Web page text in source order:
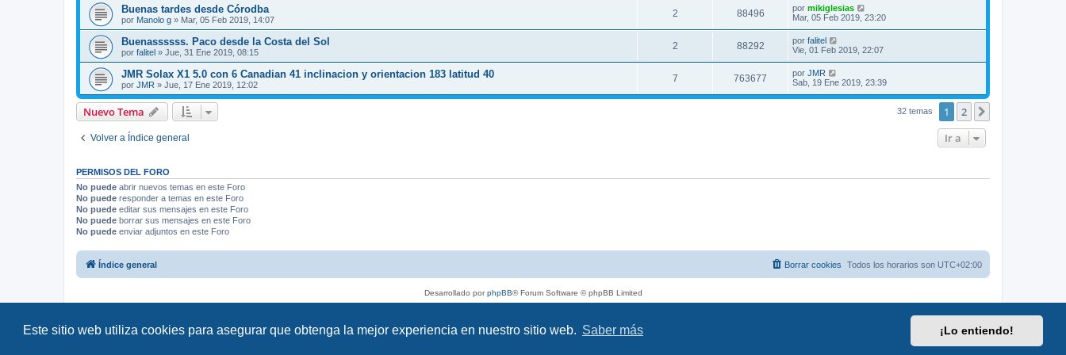
Este sitio web utiliza cookies para asegurar que obtenga la mejor experiencia en nuestro sitio web. Saber más ¡Lo entiendo!
Buenas tardes desde Córodba
por Manolo g » Mar, 05 Feb 2019, 14:07
2 88496 por mikiglesias
Mar, 05 Feb 2019, 23:20
Buenassssss. Paco desde la Costa del Sol
por falitel » Jue, 31 Ene 2019, 08:15
2 88292 por falitel
Vie, 01 Feb 2019, 22:07
JMR Solax X1 5.0 con 6 Canadian 41 inclinacion y orientacion 183 latitud 40
por JMR » Jue, 17 Ene 2019, 12:02
7 763677 por JMR
Sab, 19 Ene 2019, 23:39
Nuevo Tema 32 temas 1 2
Volver a Índice general Ir a
PERMISOS DEL FORO
No puede abrir nuevos temas en este Foro
No puede responder a temas en este Foro
No puede editar sus mensajes en este Foro
No puede borrar sus mensajes en este Foro
No puede enviar adjuntos en este Foro
Índice general Todos los horarios son UTC+02:00
Borrar cookies
Desarrollado porphpBB® Forum Software © phpBB Limited